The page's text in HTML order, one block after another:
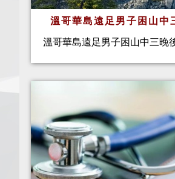
溫哥華島遠足男子困山
溫哥華島遠足男子困山中三